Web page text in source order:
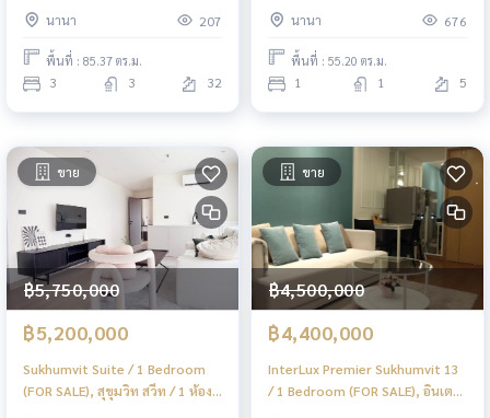
NA009นานา 207
พื้นที่ : 85.37 ตร.ม.
3 3 32
สุขุมวิท 10 / 1 ห้องนอน (ขาย)
HL2133
นานา 676
พื้นที่ : 55.20 ตร.ม.
1 1 5
ขาย
฿5,750,000
฿5,200,000
Sukhumvit Suite / 1 Bedroom
(FOR SALE), สุขุมวิท สวีท / 1 ห้อง
ขาย
฿4,500,000
฿4,400,000
InterLux Premier Sukhumvit 13
/ 1 Bedroom (FOR SALE), อินเตอร์